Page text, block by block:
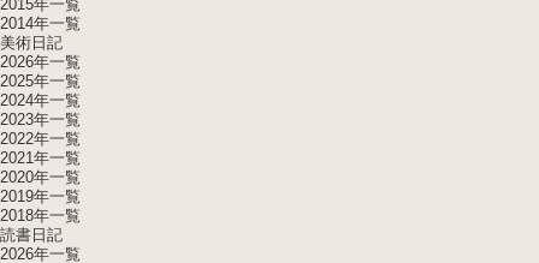
2015年一覧
2014年一覧
美術日記
2026年一覧
2025年一覧
2024年一覧
2023年一覧
2022年一覧
2021年一覧
2020年一覧
2019年一覧
2018年一覧
読書日記
2026年一覧